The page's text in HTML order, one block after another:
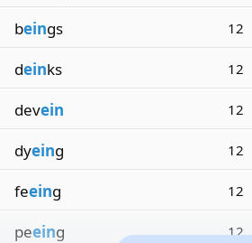
beings 12
deinks 12
devein 12
dyeing 12
feeing 12
peeing 12